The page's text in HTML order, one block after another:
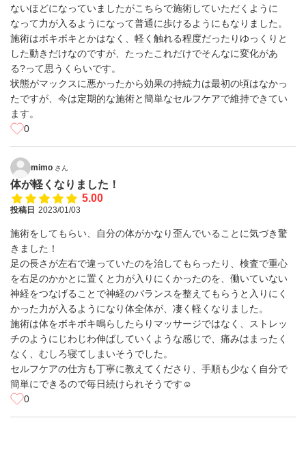
ないほどになっていましたがこちらで施術していただくように
なって力が入るようになって普通に歩けるようにもなりました。
施術はボキボキとかはなく、軽く触れる程度だったりゆっくりと
した動きだけなのですが、たったこれだけでそんなに変化があ
る?って思うくらいです。
状態がマックスに悪かったから効果の持続力は最初の頃はなかっ
たですが、今は定期的な施術と簡単なセルフケアで維持できてい
ます。
0
mimo さん
体が軽くなりました！
5.00
投稿日 2023/01/03
施術をしてもらい、自分の体がかなり歪んでいることに気づき驚
きました！
足の長さが左右で違っていたのを治してもらったり、検査で重心
を右足のかかとに置くと力が入りにくかったのを、働いていない
神経をつなげることで神経のバランスを整えてもらうと入りにく
かった力が入るようになり体全体が、凄く軽くなりました。
施術は体をボキボキ鳴らしたらりマッサージではなく、ストレッ
チのようにじわじわ伸ばしていくような感じで、痛みはまったく
なく、むしろ寝てしまいそうでした。
セルフケアの仕方も丁寧に教えてくださり、手順も少なく自分で
簡単にできるので毎日続けられそうです☺️
0